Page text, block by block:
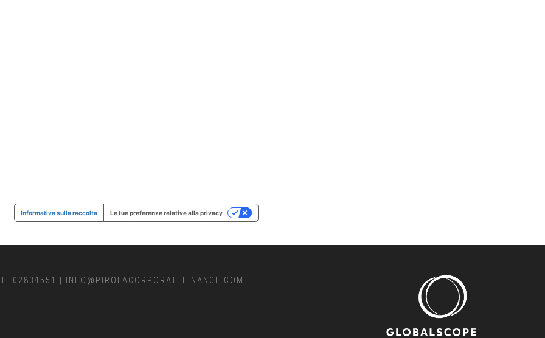
02834551 INFO@PIROLACORPORATEFINANCE.COM
Informativa sulla raccolta Le tue preferenze relative alla privacy